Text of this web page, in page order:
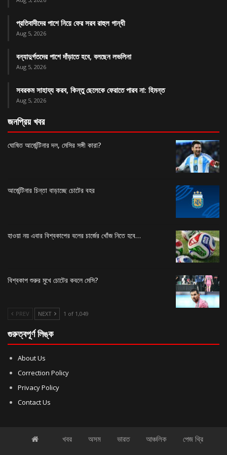
প্রতিবাদীদের পাশে নিয়ে ফের সরব রাহুল গান্ধী
Aug 5, 2026
বন্যাদুর্গতদের পাশে দাঁড়াতে হবে, বলছেন লভলিনা
Aug 5, 2026
সবরকম সাহায্য করব, কিন্তু ছেলেকে ফেরাতে পারব না: হিমন্ত
Aug 5, 2026
জনপ্রিয় খবর
ঘোষিত আর্জেন্টিনার দল, মেসির সঙ্গী কারা?
আর্জেন্টিনার চিন্তা বাড়াচ্ছে চোটের বহর
হাওয়া নয় এবার বিশ্বকাপের বলের চার্জের খোঁজ নিতে হবে…
বিশ্বকাপ শুরুর মুখে চোটের কবলে মেসি?
PREV NEXT 1 of 1,049
গুরুত্বপূর্ণ লিঙ্ক
About Us
Correction Policy
Privacy Policy
Contact Us
খবর অসম ভারত আঞ্চলিক পেজ থ্রি